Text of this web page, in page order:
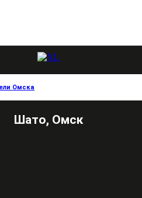
Омска
Шато, Омск